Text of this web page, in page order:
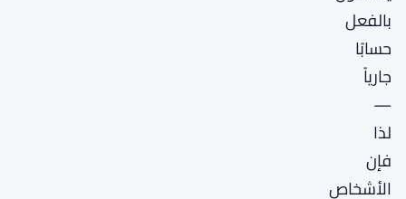
بالفعل
حسابًا
جارياً
—
لذا
فإن
الأشخاص